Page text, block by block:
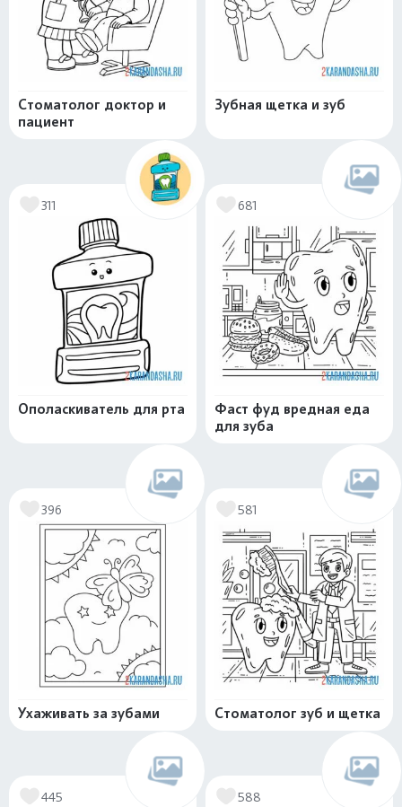
Стоматолог доктор и
пациент
Зубная щетка и зуб
311
Ополаскиватель для рта
681
Фаст фуд вредная еда
для зуба
396
Ухаживать за зубами
581
Стоматолог зуб и щетка
445 588